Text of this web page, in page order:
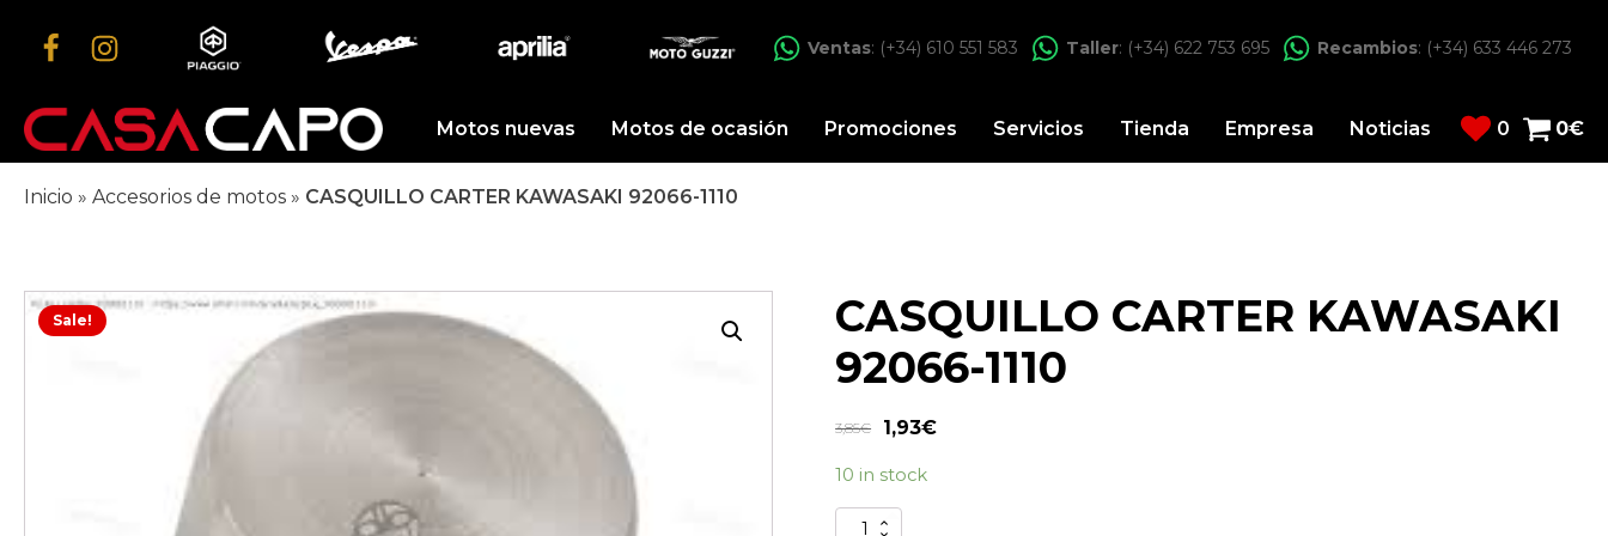
Ventas: (+34) 610 551 583 Taller: (+34) 622 753 695 Recambios: (+34) 633 446 273
Motos nuevas Motos de ocasión Promociones Servicios Tienda Empresa Noticias 0 0€
Inicio » Accesorios de motos » CASQUILLO CARTER KAWASAKI 92066-1110
Sale!
CASQUILLO CARTER KAWASAKI
92066-1110
3,85€ 1,93€
10 in stock
CASQUILLO